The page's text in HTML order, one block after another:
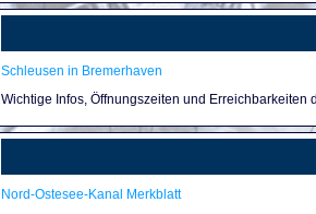
Schleusen in Bremerhaven
Wichtige Infos, Öffnungszeiten und Erreichbarkeiten
Nord-Ostesee-Kanal Merkblatt